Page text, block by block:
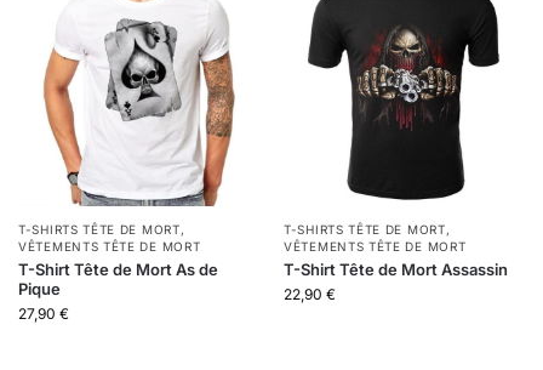
T-SHIRTS TÊTE DE MORT,
VÊTEMENTS TÊTE DE MORT
T-Shirt Tête de Mort As de
Pique
27,90 €
T-SHIRTS TÊTE DE MORT,
VÊTEMENTS TÊTE DE MORT
T-Shirt Tête de Mort Assassin
22,90 €